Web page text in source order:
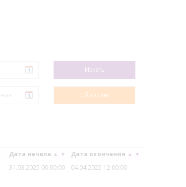
Дата начала ▲ ▼ Дата окончания ▲ ▼
31.03.2025 00:00:00 04.04.2025 12:00:00